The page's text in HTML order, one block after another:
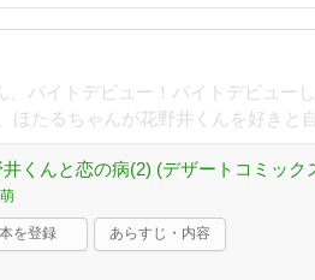
、バイトデビュー！バイトデビュー
ほたるちゃんが花野井くんを好きと
くんと恋の病(2) (デザートコミック
本を登録 あらすじ・内容